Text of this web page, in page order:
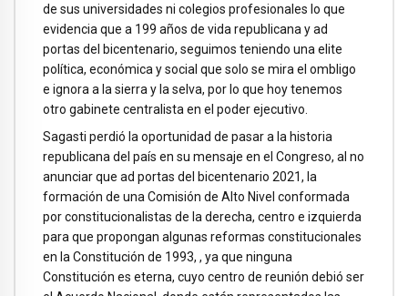
de sus universidades ni colegios profesionales lo que
evidencia que a 199 años de vida republicana y ad
portas del bicentenario, seguimos teniendo una elite
política, económica y social que solo se mira el ombligo
e ignora a la sierra y la selva, por lo que hoy tenemos
otro gabinete centralista en el poder ejecutivo.
Sagasti perdió la oportunidad de pasar a la historia
republicana del país en su mensaje en el Congreso, al no
anunciar que ad portas del bicentenario 2021, la
formación de una Comisión de Alto Nivel conformada
por constitucionalistas de la derecha, centro e izquierda
para que propongan algunas reformas constitucionales
en la Constitución de 1993, , ya que ninguna
Constitución es eterna, cuyo centro de reunión debió ser